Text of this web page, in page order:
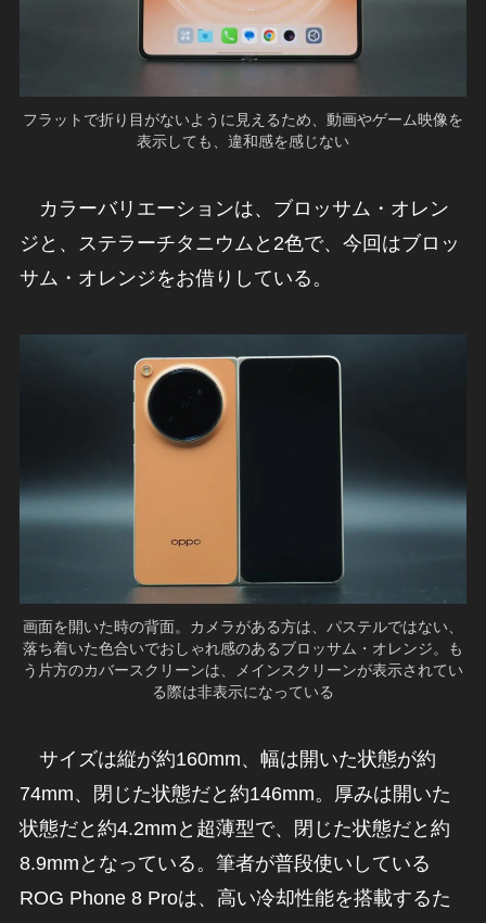
フラットで折り目がないように見えるため、動画やゲーム映像を
表示しても、違和感を感じない
カラーバリエーションは、ブロッサム・オレン
ジと、ステラーチタニウムと2色で、今回はブロッ
サム・オレンジをお借りしている。
画面を開いた時の背面。カメラがある方は、パステルではない、
落ち着いた色合いでおしゃれ感のあるブロッサム・オレンジ。も
う片方のカバースクリーンは、メインスクリーンが表示されてい
る際は非表示になっている
サイズは縦が約160mm、幅は開いた状態が約
74mm、閉じた状態だと約146mm。厚みは開いた
状態だと約4.2mmと超薄型で、閉じた状態だと約
8.9mmとなっている。筆者が普段使いしている
ROG Phone 8 Proは、高い冷却性能を搭載するた